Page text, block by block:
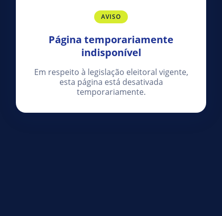
AVISO
Página temporariamente
indisponível
Em respeito à legislação eleitoral vigente,
esta página está desativada
temporariamente.